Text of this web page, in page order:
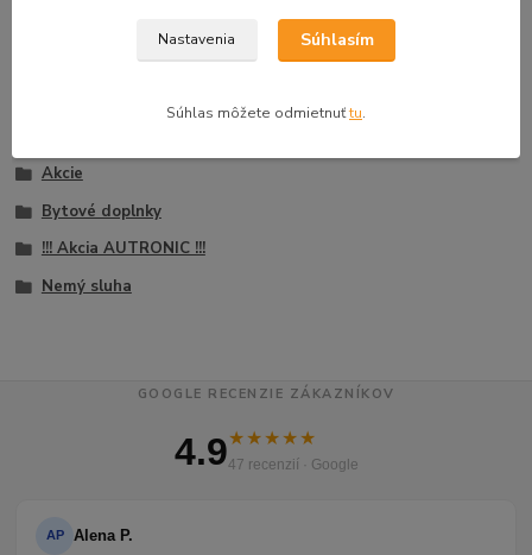
Pôvod tovaru
Akcie
Bytové doplnky
!!! Akcia AUTRONIC !!!
Nemý sluha
GOOGLE RECENZIE ZÁKAZNÍKOV
4.9★★★★★
47 recenzií · Google
AP Alena P.
Nastavenia Súhlasím
Súhlas môžete odmietnuťtu.